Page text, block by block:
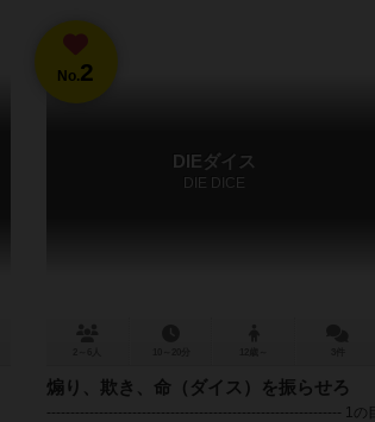
No.2
DIEダイス
DIE DICE
煽り、欺き、命（ダイス）を振らせろ
-------------------------------------------------------------- 1の目